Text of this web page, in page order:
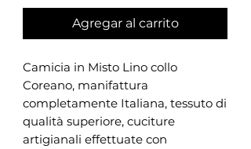
Agregar al carrito
Camicia in Misto Lino collo
Coreano, manifattura
completamente Italiana, tessuto di
qualità superiore, cuciture
artigianali effettuate con